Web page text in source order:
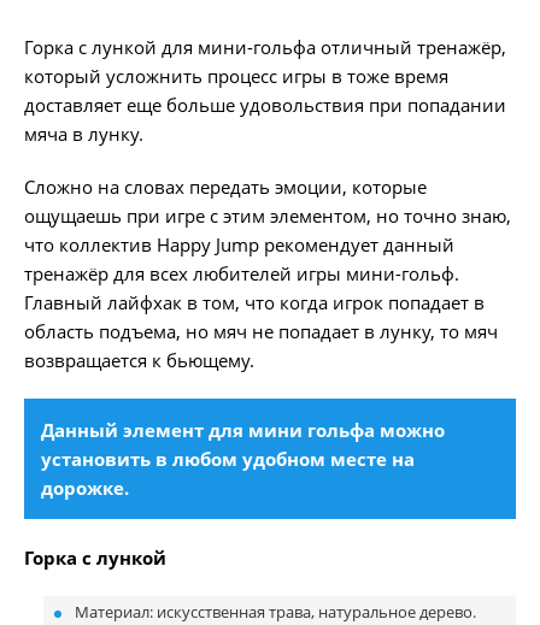
Горка с лункой для мини-гольфа отличный тренажёр,
который усложнить процесс игры в тоже время
доставляет еще больше удовольствия при попадании
мяча в лунку.
Сложно на словах передать эмоции, которые
ощущаешь при игре с этим элементом, но точно знаю,
что коллектив Happy Jump рекомендует данный
тренажёр для всех любителей игры мини-гольф.
Главный лайфхак в том, что когда игрок попадает в
область подъема, но мяч не попадает в лунку, то мяч
возвращается к бьющему.
Данный элемент для мини гольфа можно
установить в любом удобном месте на
дорожке.
Горка с лункой
Материал: искусственная трава, натуральное дерево.